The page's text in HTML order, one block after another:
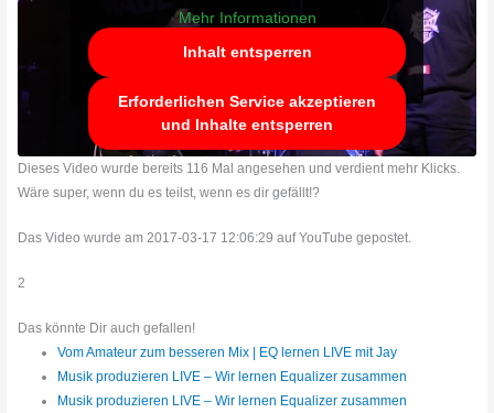
Mehr Informationen
Inhalt entsperren
Erforderlichen Service akzeptieren
und Inhalte entsperren
Dieses Video wurde bereits 116 Mal angesehen und verdient mehr Klicks.
Wäre super, wenn du es teilst, wenn es dir gefällt!?
Das Video wurde am 2017-03-17 12:06:29 auf YouTube gepostet.
2
Das könnte Dir auch gefallen!
Vom Amateur zum besseren Mix | EQ lernen LIVE mit Jay
Musik produzieren LIVE – Wir lernen Equalizer zusammen
Musik produzieren LIVE – Wir lernen Equalizer zusammen